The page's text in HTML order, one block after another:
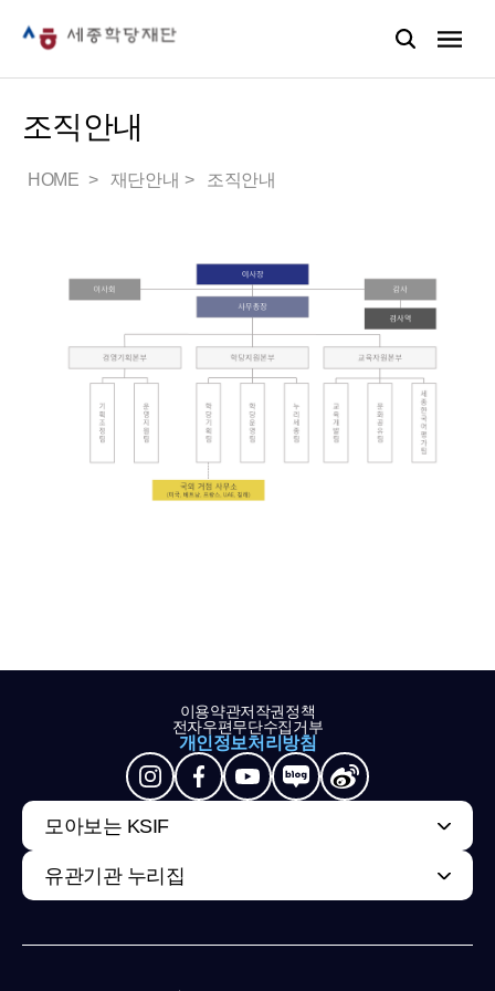
조직안내
HOME 재단안내 조직안내
이용약관저작권정책
전자우편무단수집거부
개인정보처리방침
모아보는 KSIF
유관기관 누리집